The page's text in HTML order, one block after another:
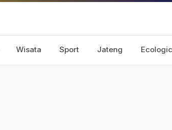
Wisata Sport Jateng Ecologic